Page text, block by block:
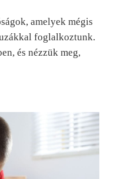
amelyek mégis
foglalkoztunk.
és nézzük meg,